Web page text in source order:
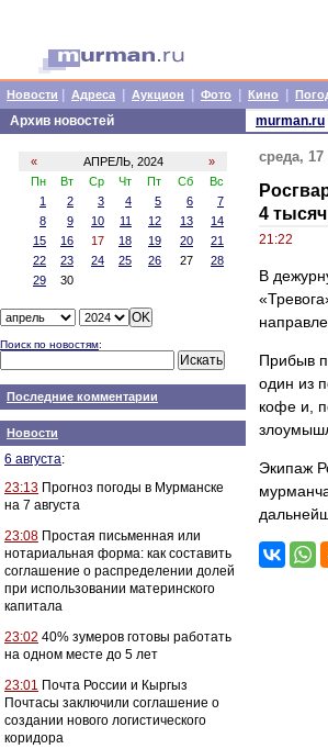
Новости Адреса Аукцион Фото Кино
Архив новостей
« АПРЕЛЬ, 2024
»
Пн
Вт Ср Чт Пт Сб
Вс
1
2 3 4 5 6
7
8
9 10 11 12 13
14
15
16 17 18 19 20
21
22
23 24 25 26 27
28
29
30
Поиск по новостям:
Последние комментарии
Новости
6 августа:
23:13 Прогноз погоды в Мурманске
на 7 августа
23:08 Простая письменная или
нотариальная форма: как составить
соглашение о распределении долей
при использовании материнского
капитала
23:02 40% зумеров готовы работать
на одном месте до 5 лет
23:01 Почта России и Кыргыз
Почтасы заключили соглашение о
создании нового логистического
коридора
murman.ru
среда, 17
4
21:22
В
Прибыв
один из
кофе и,
Экипаж